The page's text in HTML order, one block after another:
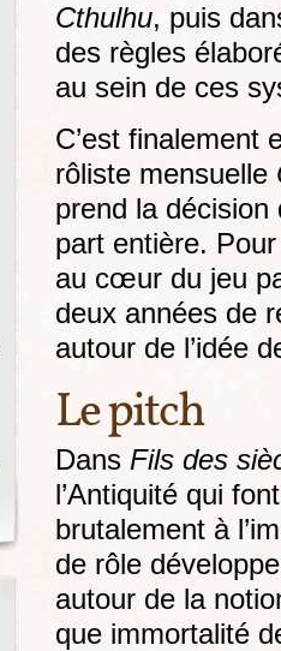
Cthulhu, puis
des règles
au sein de ces
C’est finalement
rôliste mensuelle
prend la
part entière.
au cœur du jeu
deux années de
autour de l’idée
Le pitch
Dans Fils des
l’Antiquité qui
brutalement à
de rôle
autour de la
que immortalité